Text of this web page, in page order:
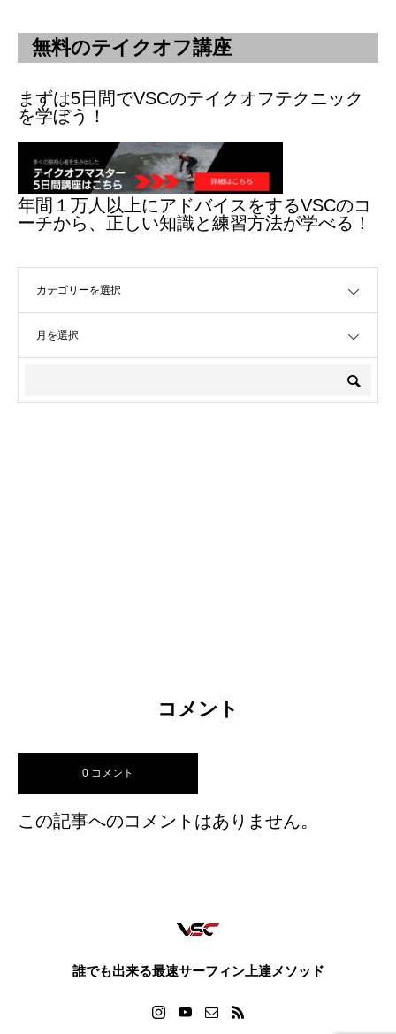
無料のテイクオフ講座
まずは5日間でVSCのテイクオフテクニック
を学ぼう！
年間１万人以上にアドバイスをするVSCのコ
ーチから、正しい知識と練習方法が学べる！
コメント
0 コメント
この記事へのコメントはありません。
誰でも出来る最速サーフィン上達メソッド